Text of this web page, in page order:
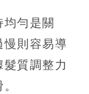
勻是關
則容易導
質調整力